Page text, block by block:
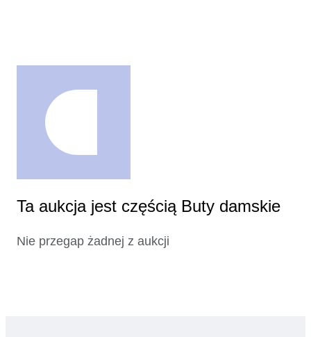
Ta aukcja jest częścią Buty damskie
Nie przegap żadnej z aukcji